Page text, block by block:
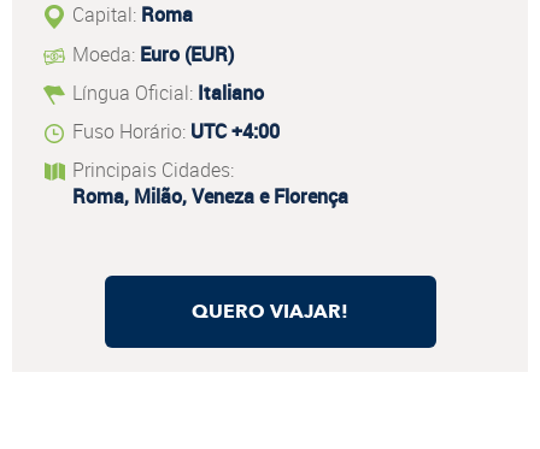
Capital: Roma
Moeda: Euro (EUR)
Língua Oficial: Italiano
Fuso Horário: UTC +4:00
Principais Cidades:
Roma, Milão, Veneza e Florença
QUERO VIAJAR!